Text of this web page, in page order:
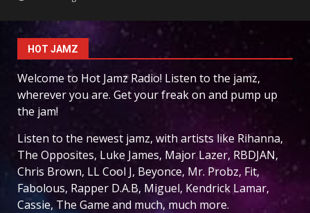
HOT JAMZ
Welcome to Hot Jamz Radio! Listen to the jamz,
wherever you are. Get your freak on and pump up
the jam!
Listen to the newest jamz, with artists like Rihanna,
The Opposites, Luke James, Major Lazer, RBDJAN,
Chris Brown, LL Cool J, Beyonce, Mr. Probz, Fit,
Fabolous, Rapper D.A.B, Miguel, Kendrick Lamar,
Cassie, The Game and much, much more.